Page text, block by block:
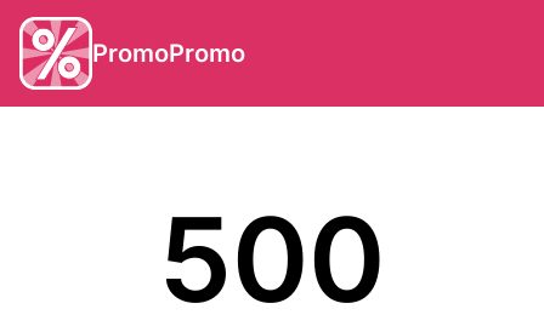
PromoPromo
500